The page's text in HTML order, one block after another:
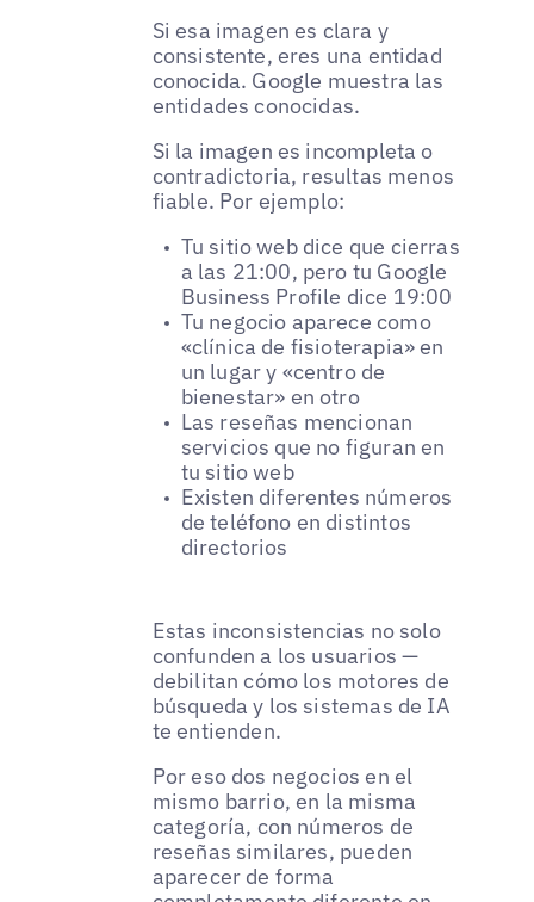
Si esa imagen es clara y
consistente, eres una entidad
conocida. Google muestra las
entidades conocidas.
Si la imagen es incompleta o
contradictoria, resultas menos
fiable. Por ejemplo:
Tu sitio web dice que cierras
a las 21:00, pero tu Google
Business Profile dice 19:00
Tu negocio aparece como
«clínica de fisioterapia» en
un lugar y «centro de
bienestar» en otro
Las reseñas mencionan
servicios que no figuran en
tu sitio web
Existen diferentes números
de teléfono en distintos
directorios
Estas inconsistencias no solo
confunden a los usuarios —
debilitan cómo los motores de
búsqueda y los sistemas de IA
te entienden.
Por eso dos negocios en el
mismo barrio, en la misma
categoría, con números de
reseñas similares, pueden
aparecer de forma